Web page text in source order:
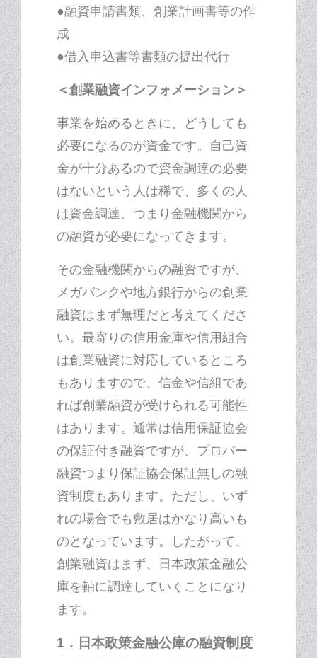
●融資申請書類、創業計画書等の作
成
●借入申込書等書類の提出代行
＜創業融資インフォメーション＞
事業を始めるときに、どうしても
必要になるのが資金です。自己資
金が十分あるので資金調達の必要
はないという人は稀で、多くの人
は資金調達、つまり金融機関から
の融資が必要になってきます。
その金融機関からの融資ですが、
メガバンクや地方銀行からの創業
融資はまず無理だと考えてくださ
い。最寄りの信用金庫や信用組合
は創業融資に対応しているところ
もありますので、信金や信組であ
れば創業融資が受けられる可能性
はあります。通常は信用保証協会
の保証付き融資ですが、プロバー
融資つまり保証協会保証無しの融
資制度もあります。ただし、いず
れの場合でも敷居はかなり高いも
のとなっています。したがって、
創業融資はまず、日本政策金融公
庫を軸に調達していくことになり
ます。
1．日本政策金融公庫の融資制度